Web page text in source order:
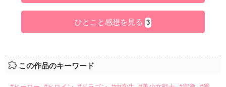
ひとこと感想を見る 3
この作品のキーワード